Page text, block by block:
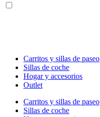
Carritos y sillas de paseo
Sillas de coche
Hogar y accesorios
Outlet
Carritos y sillas de paseo
Sillas de coche